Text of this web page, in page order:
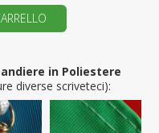
in Poliestere
diverse scriveteci):